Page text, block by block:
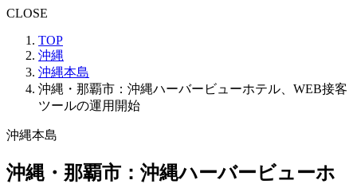
CLOSE
TOP
沖縄
沖縄本島
沖縄・那覇市：沖縄ハーバービューホテル、WEB接客
ツールの運用開始
沖縄本島
沖縄・那覇市：沖縄ハーバービューホ